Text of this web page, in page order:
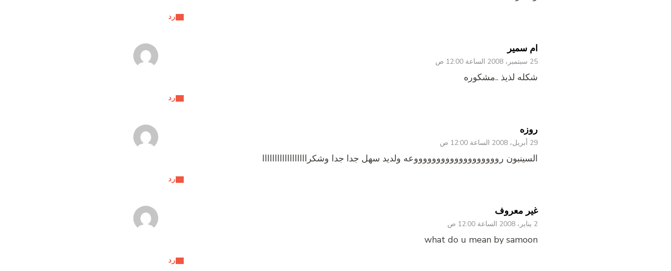
رد
ام سمير
25 سبتمبر، 2008 الساعة 12:00 ص
رد
شكله لذيذ ..مشكوره
روزه
29 أبريل، 2008 الساعة 12:00 ص
رد
السينبون روووووووووووووووووووعه ولديد سهل جدا جدا وشكراااااااااااااااااا
غير معروف
2 يناير، 2008 الساعة 12:00 ص
رد
what do u mean by samoon